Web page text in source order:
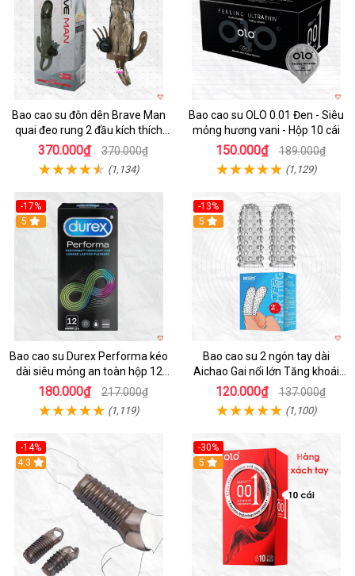
Bao cao su đôn dên Brave Man
quai đeo rung 2 đầu kích thích
mạnh
370.000₫ 370.000₫
(1,134)
Bao cao su OLO 0.01 Đen - Siêu
mỏng hương vani - Hộp 10 cái
150.000₫ 189.000₫
(1,129)
-17%
Hot
5
Bao cao su Durex Performa kéo
dài siêu mỏng an toàn hộp 12
cái
180.000₫ 217.000₫
(1,119)
-13%
5
Bao cao su 2 ngón tay dài
Aichao Gai nổi lớn Tăng khoái
cảm
120.000₫ 137.000₫
(1,100)
-14%
4.3
-30%
5